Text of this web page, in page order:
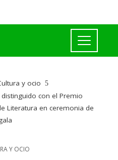
y ocio
con el Premio
Literatura en ceremonia de
Y OCIO